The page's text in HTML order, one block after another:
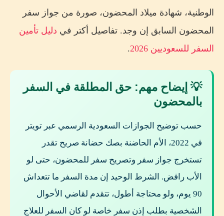
الوطنية، شهادة ميلاد المحضون، صورة من جواز سفر
المحضون السابق إن وجد. تفاصيل أكتر في دليل تأمين
السفر للسعوديين 2026
.
💡 إيضاح مهم: حق المطلقة في السفر
بالمحضون
حسب توضيح الجوازات السعودية الرسمي عبر تويتر
في 2022، الأم الحاضنة بصك حضانة صريح تقدر
تستخرج جواز سفر وتصريح سفر للمحضون، حتى لو
الأب رافض. الشرط الوحيد إن مدة السفر ما تتعداش
90 يوم، ولو محتاجة أطول، تتقدم لقاضي الأحوال
الشخصية بطلب إذن سفر خاصة لو كان السفر للعلاج